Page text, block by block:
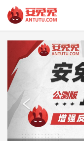

Previous